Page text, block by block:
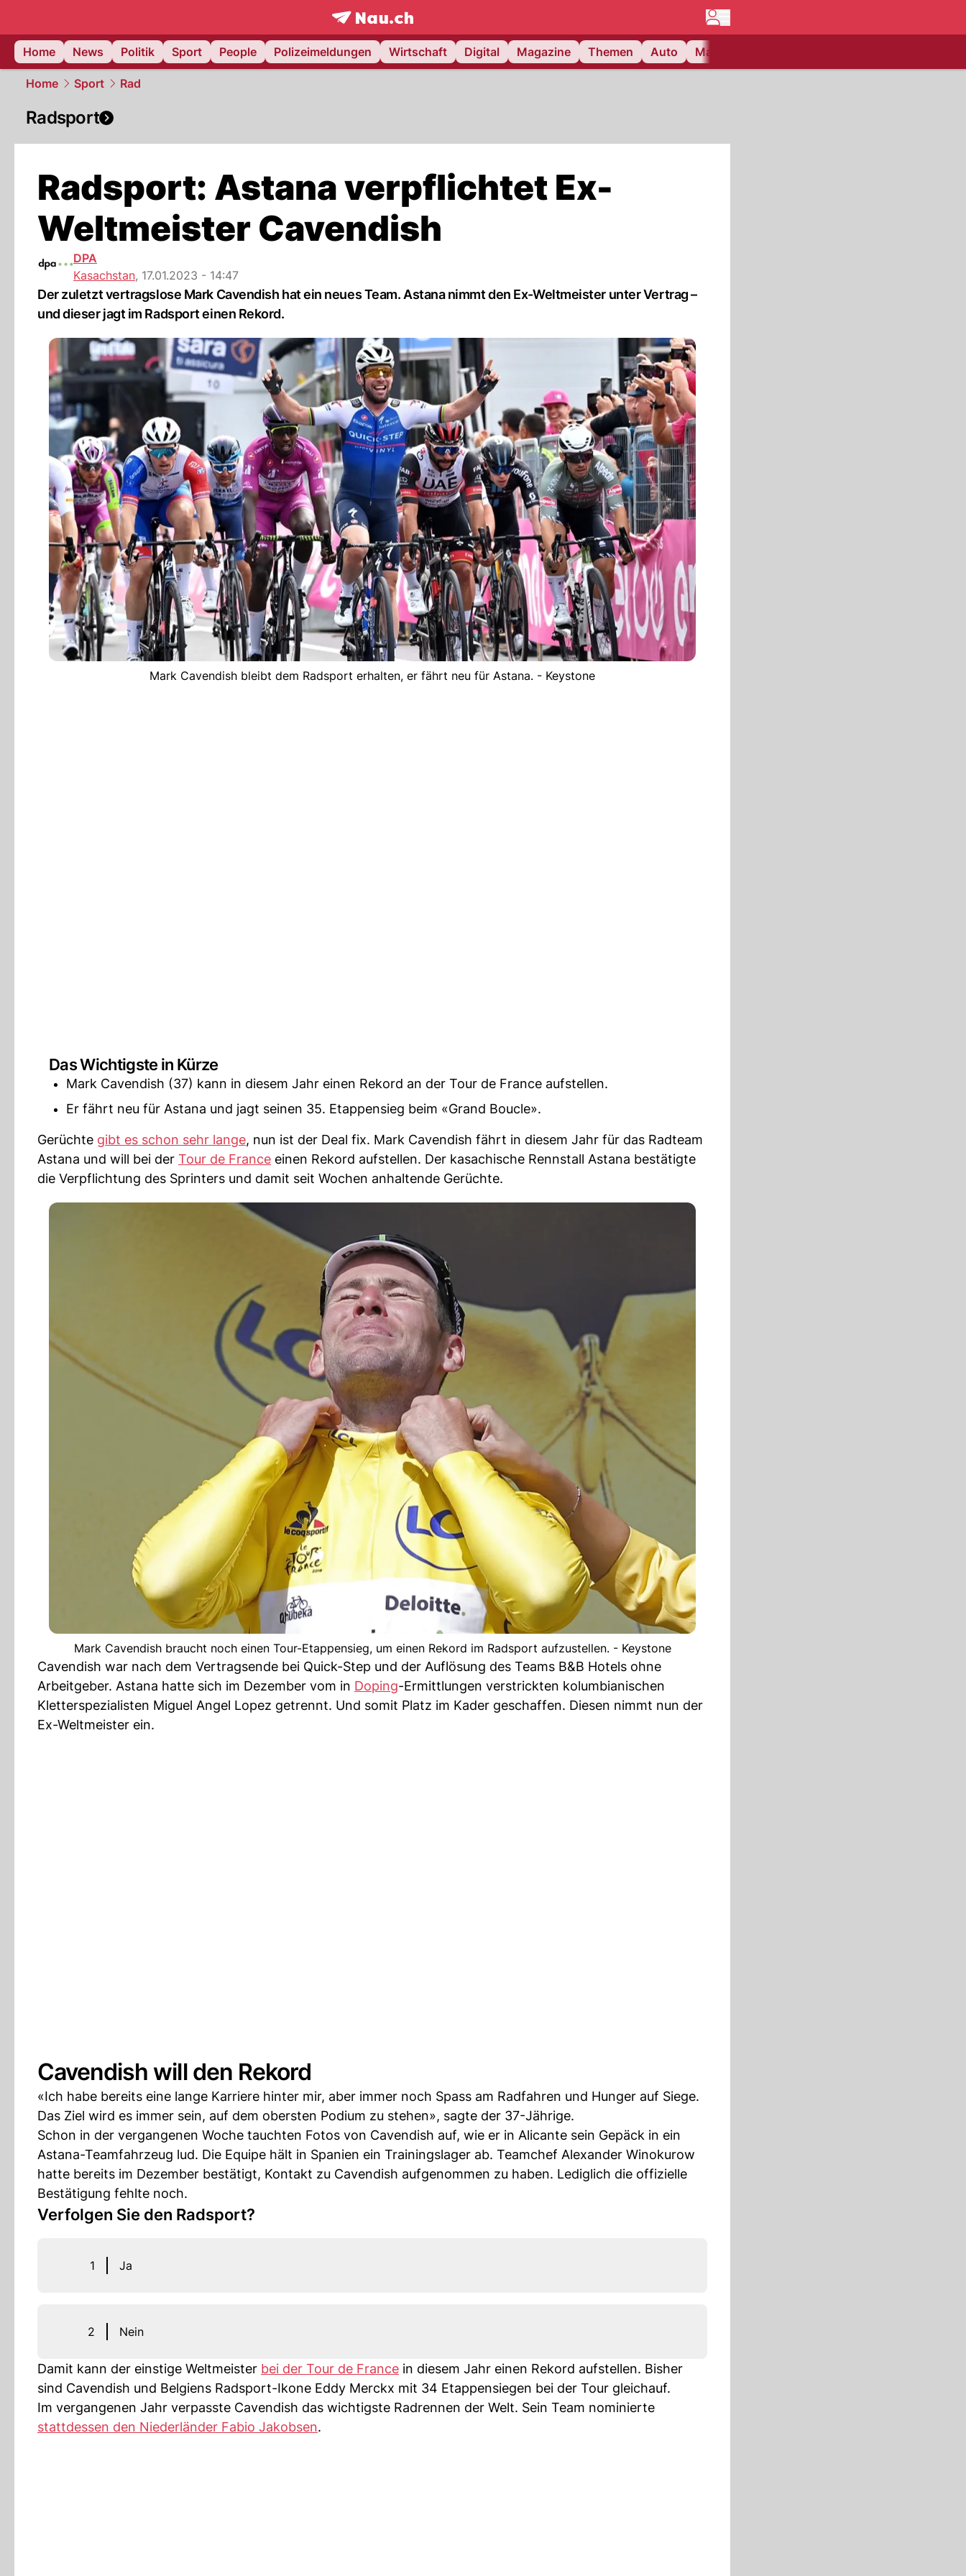
frontpage.NAU.ch
Home
News Politik Sport People Polizeimeldungen Wirtschaft Digital Magazine Themen Auto Matchcenter
Home Sport Rad
Radsport
Radsport: Astana verpflichtet Ex-
Weltmeister Cavendish
DPA
Kasachstan, 17.01.2023 - 14:47
Der zuletzt vertragslose Mark Cavendish hat ein neues Team. Astana nimmt den Ex-Weltmeister unter Vertrag –
und dieser jagt im Radsport einen Rekord.
Mark Cavendish bleibt dem Radsport erhalten, er fährt neu für Astana. - Keystone
Das Wichtigste in Kürze
Mark Cavendish (37) kann in diesem Jahr einen Rekord an der Tour de France aufstellen.
Er fährt neu für Astana und jagt seinen 35. Etappensieg beim «Grand Boucle».
Gerüchte gibt es schon sehr lange, nun ist der Deal fix. Mark Cavendish fährt in diesem Jahr für das Radteam
Astana und will bei der Tour de France einen Rekord aufstellen. Der kasachische Rennstall Astana bestätigte
die Verpflichtung des Sprinters und damit seit Wochen anhaltende Gerüchte.
Mark Cavendish braucht noch einen Tour-Etappensieg, um einen Rekord im Radsport aufzustellen. - Keystone
Cavendish war nach dem Vertragsende bei Quick-Step und der Auflösung des Teams B&B Hotels ohne
Arbeitgeber. Astana hatte sich im Dezember vom in Doping-Ermittlungen verstrickten kolumbianischen
Kletterspezialisten Miguel Angel Lopez getrennt. Und somit Platz im Kader geschaffen. Diesen nimmt nun der
Ex-Weltmeister ein.
Cavendish will den Rekord
«Ich habe bereits eine lange Karriere hinter mir, aber immer noch Spass am Radfahren und Hunger auf Siege.
Das Ziel wird es immer sein, auf dem obersten Podium zu stehen», sagte der 37-Jährige.
Schon in der vergangenen Woche tauchten Fotos von Cavendish auf, wie er in Alicante sein Gepäck in ein
Astana-Teamfahrzeug lud. Die Equipe hält in Spanien ein Trainingslager ab. Teamchef Alexander Winokurow
hatte bereits im Dezember bestätigt, Kontakt zu Cavendish aufgenommen zu haben. Lediglich die offizielle
Bestätigung fehlte noch.
Verfolgen Sie den Radsport?
1 Ja
2 Nein
Damit kann der einstige Weltmeister bei der Tour de France in diesem Jahr einen Rekord aufstellen. Bisher
sind Cavendish und Belgiens Radsport-Ikone Eddy Merckx mit 34 Etappensiegen bei der Tour gleichauf.
Im vergangenen Jahr verpasste Cavendish das wichtigste Radrennen der Welt. Sein Team nominierte
stattdessen den Niederländer Fabio Jakobsen.